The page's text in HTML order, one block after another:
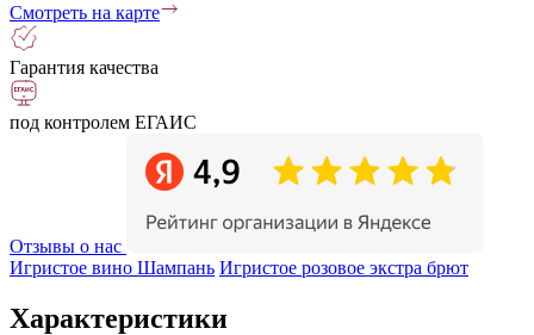
Смотреть на карте
Гарантия качества
под контролем ЕГАИС
Отзывы о нас
Игристое вино Шампань Игристое розовое экстра брют
Характеристики